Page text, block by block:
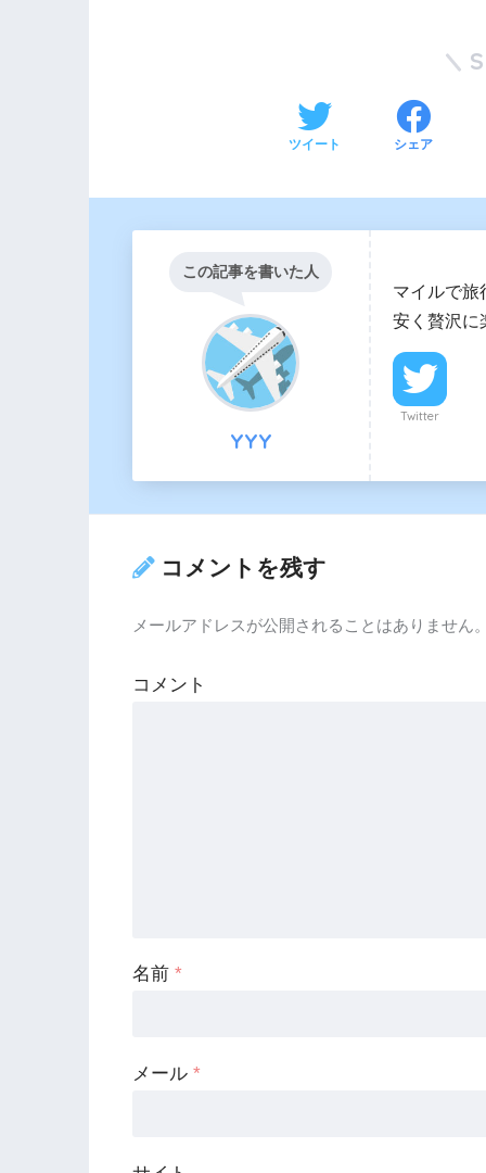
ツイート シェア
この記事を書いた人
YYY
マイルで旅
安く贅沢に
Twitter
コメントを残す
メールアドレスが公開されることはありません
コメント
名前 *
メール *